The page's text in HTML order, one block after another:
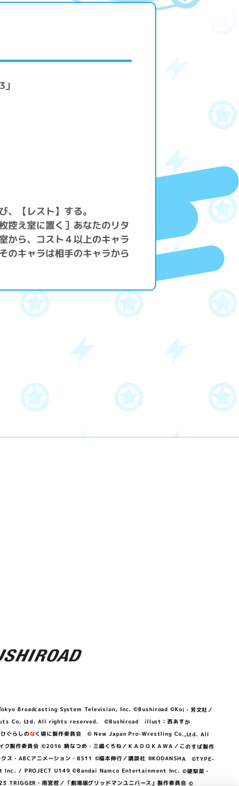
、【レスト】する。
控え室に置く］あなたのリタ
から、コスト４以上のキャラ
のキャラは相手のキャラから
Broadcasting System Television, Inc. ©Bushiroad ©Koi・芳文社／
Co. Ltd. All rights reserved. ©Bushiroad illust：西あすか
ぐらしのなく頃に製作委員会 © New Japan Pro-Wrestling Co.,Ltd. All
委員会 ©2016 暁なつめ・三嶋くろね／ＫＡＤＯＫＡＷＡ／このすば製作
・ABCアニメーション・BS11 ©福本伸行／講談社 ®KODANSHA ©TYPE-
Inc. / PROJECT U149 ©Bandai Namco Entertainment Inc. ©硬梨菜・
・雨宮哲／「劇場版グリッドマンユニバース」製作委員会 ©